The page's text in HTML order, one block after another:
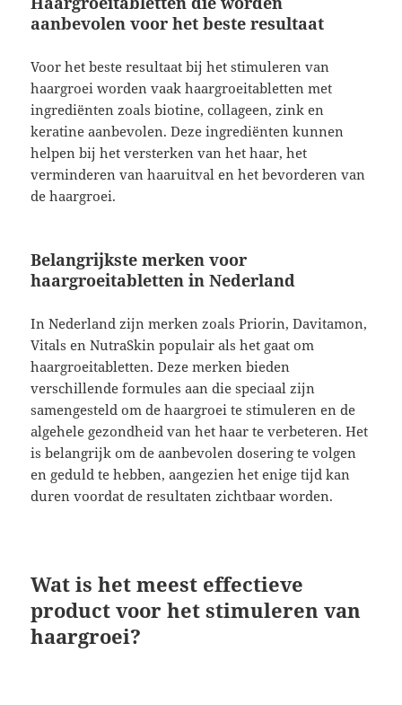
aanbevolen voor het beste resultaat
Voor het beste resultaat bij het stimuleren van
haargroei worden vaak haargroeitabletten met
ingrediënten zoals biotine, collageen, zink en
keratine aanbevolen. Deze ingrediënten kunnen
helpen bij het versterken van het haar, het
verminderen van haaruitval en het bevorderen van
de haargroei.
Belangrijkste merken voor
haargroeitabletten in Nederland
In Nederland zijn merken zoals Priorin, Davitamon,
Vitals en NutraSkin populair als het gaat om
haargroeitabletten. Deze merken bieden
verschillende formules aan die speciaal zijn
samengesteld om de haargroei te stimuleren en de
algehele gezondheid van het haar te verbeteren. Het
is belangrijk om de aanbevolen dosering te volgen
en geduld te hebben, aangezien het enige tijd kan
duren voordat de resultaten zichtbaar worden.
Wat is het meest effectieve
product voor het stimuleren van
haargroei?